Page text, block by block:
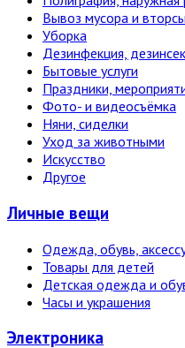
Вывоз мусора и
Уборка
Дезинфекция,
Бытовые услуги
Праздники,
Фото- и видеосъёмка
Няни, сиделки
Уход за животными
Искусство
Другое
Личные вещи
Одежда, обувь,
Товары для детей
Детская одежда и
Часы и украшения
Электро­ника